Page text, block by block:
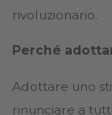
rivoluzionario.
Perché
Adottare uno
rinunciare a